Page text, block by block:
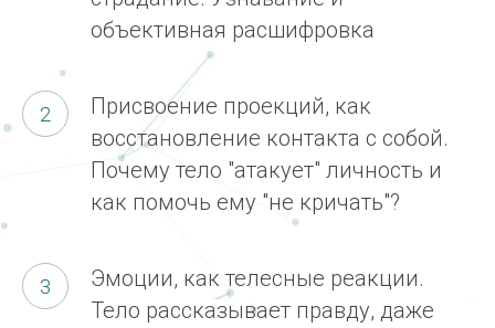
объективная расшифровка
Присвоение проекций, как
восстановление контакта с собой.
Почему тело "атакует" личность и
как помочь ему "не кричать"?
Эмоции, как телесные реакции.
Тело рассказывает правду, даже